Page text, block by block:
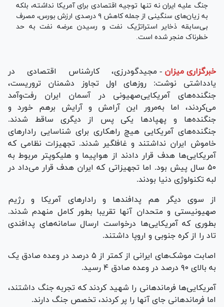
جنگ علیه ایران نه تنها توجیه اقتصادی برای آمریکا نداشته، بلکه
به زیان‌های سنگینی از جمله کاهش ۹ درصدی ارزش بورس، مصرف
بی‌سابقه ذخایر استراتژیک نفت و رسیدن عرضه نفت به حد
خطرناک منجر شده است.
خبرگزاری میزان - مجیدگودرزی، کارشناس اقتصادی در
یادداشتی نوشت: روزهای اول تجاوز دشمنان تروریست،
جنگنده‌های‌ آمریکایی‌صهیونی در آسمان ایران رفت‌وآمد
می‌کردند، اما به‌مرور این آرامش و آرایش برهم خورد و
جنگنده‌ها و پهپاد‌ها یکی پس از دیگری ساقط شدند.
جنگنده‌های آمریکایی هیچ راهکاری برای شناسایی رادار‌های
خاموش ایران نداشتند و غافلگیر شدند. تجهیزات نظامی که
آمریکایی‌ها هدف قرار دادند از هواپیما و هلیکوپتر مربوط به
۵۰ سال پیش بود. اما تجهیزاتی که ایران هدف قرار می‌داد در
لبه تکنولوژی دنیا بودند.
از سوی دیگر هم پدافند‌ها و رادار‌های آمریکا و رژیم
صهیونیستی و متحدان آنها تقریبا بطور کامل منهدم شدند.
بطوری که آمریکایی‌ها درخواست ارسال سامانه‌های پدافندی
تاد را از کره جنوبی و اروپا داشتند.
اصابت موشک‌های ایرانی از کمتر از ۵ درصد در وعده صادق یک
به بالای ۹۰ درصد در وعده صادق ۴ رسید.
آمریکایی‌ها فرماندهانی را شهید کردند که تجربه جنگ داشتند،
اما فرماندهانی جای آنها را پر کردند، تخصص جنگ دارند.